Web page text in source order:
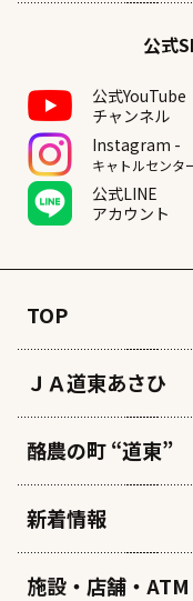
公式
公式YouTube
チャンネル
Instagram -
キャトルセンタ
公式LINE
アカウント
TOP
ＪＡ道東あさひ
酪農の町 “道東”
新着情報
施設・店舗・ATM